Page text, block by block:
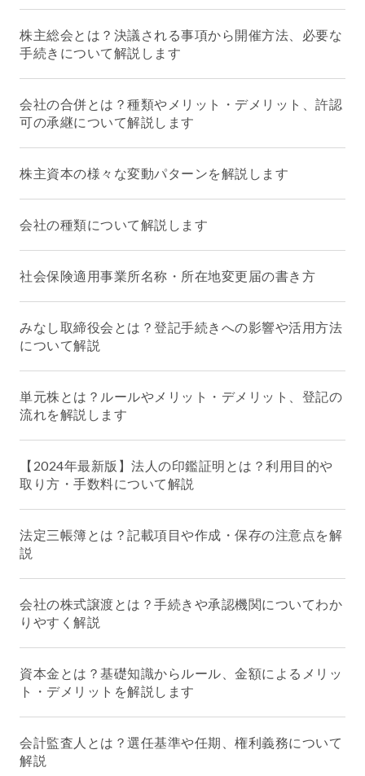
株主総会とは？決議される事項から開催方法、必要な
手続きについて解説します
会社の合併とは？種類やメリット・デメリット、許認
可の承継について解説します
株主資本の様々な変動パターンを解説します
会社の種類について解説します
社会保険適用事業所名称・所在地変更届の書き方
みなし取締役会とは？登記手続きへの影響や活用方法
について解説
単元株とは？ルールやメリット・デメリット、登記の
流れを解説します
【2024年最新版】法人の印鑑証明とは？利用目的や
取り方・手数料について解説
法定三帳簿とは？記載項目や作成・保存の注意点を解
説
会社の株式譲渡とは？手続きや承認機関についてわか
りやすく解説
資本金とは？基礎知識からルール、金額によるメリッ
ト・デメリットを解説します
会計監査人とは？選任基準や任期、権利義務について
解説